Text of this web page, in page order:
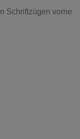
Schriftzügen vorne